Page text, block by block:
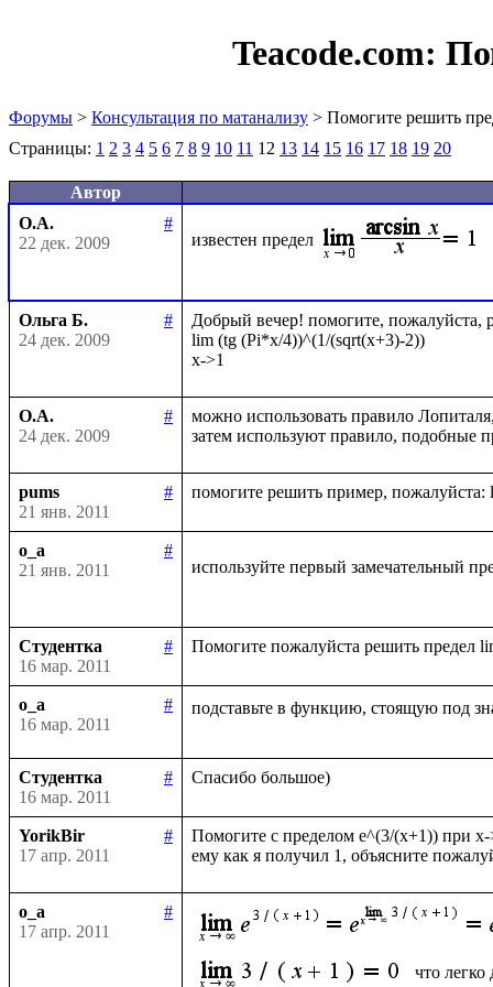
Teacode.com:
Форумы > Консультация по матанализу > Помогите решить
Страницы: 1 2 3 4 5 6 7 8 9 10 11 12 13 14 15 16 17 18 19 20
Автор
О.А.
#
22 дек. 2009
известен предел
Ольга Б.
#
24 дек. 2009
Добрый вечер! помогите,
lim (tg (Pi*x/4))^(1/(sqrt(x+3)-2))
О.А.
#
24 дек. 2009
можно использовать правило
pums
#
21 янв. 2011
o_a
#
21 янв. 2011
используйте первый замечательный
Студентка
#
16 мар. 2011
o_a
#
16 мар. 2011
подставьте в функцию, стоящую под
Студентка
#
16 мар. 2011
YorikBir
#
17 апр. 2011
Помогите с пределом e^(3/(x+1)) при x-
o_a
#
17 апр. 2011
что легко